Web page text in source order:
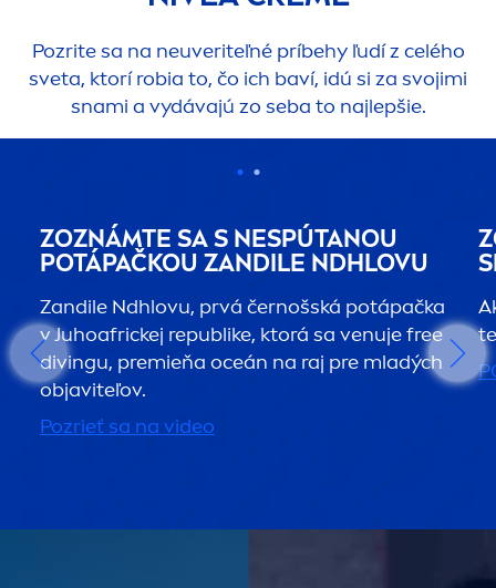
Pozrite sa na neuveriteľné príbehy ľudí z celého
sveta, ktorí robia to, čo ich baví, idú si za svojimi
snami a vydávajú zo seba to najlepšie.
ZOZNÁMTE SA S NESPÚTANOU
POTÁPAČKOU ZANDILE NDHLOVU
Zandile Ndhlovu, prvá černošská potápačka
v Juhoafrickej republike, ktorá sa venuje free
divingu, premieňa oceán na raj pre mladých
objaviteľov.
Pozrieť sa na video